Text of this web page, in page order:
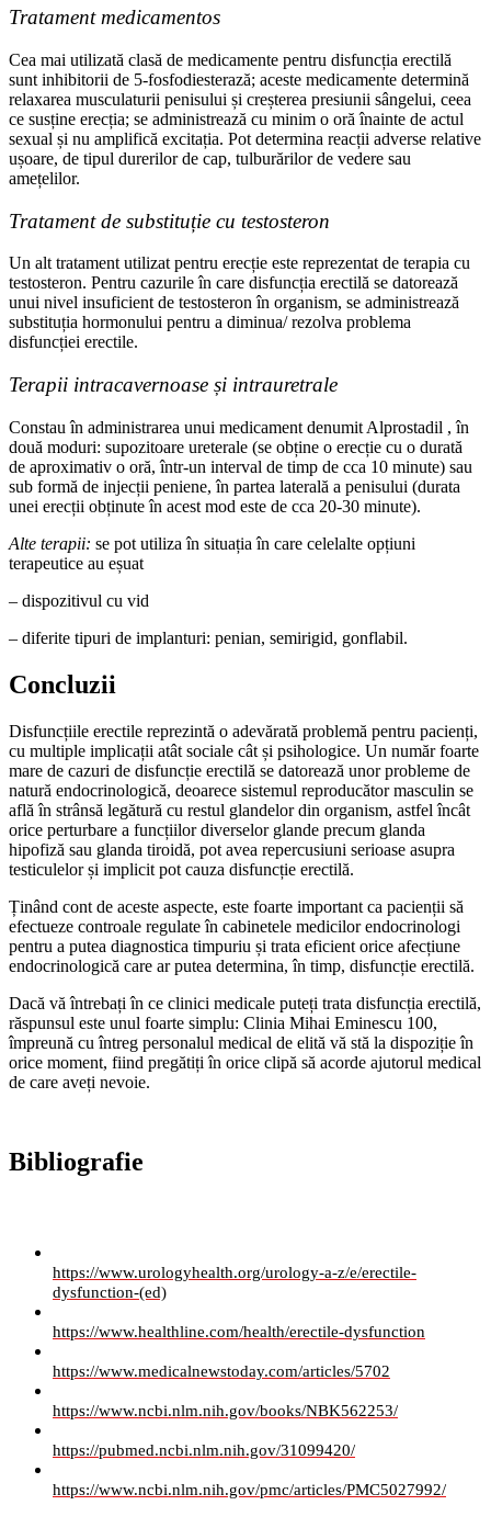
Tratament medicamentos
Cea mai utilizată clasă de medicamente pentru disfuncția erectilă
sunt inhibitorii de 5-fosfodiesterază; aceste medicamente determină
relaxarea musculaturii penisului și creșterea presiunii sângelui, ceea
ce susține erecția; se administrează cu minim o oră înainte de actul
sexual și nu amplifică excitația. Pot determina reacții adverse relative
ușoare, de tipul durerilor de cap, tulburărilor de vedere sau
amețelilor.
Tratament de substituție cu testosteron
Un alt tratament utilizat pentru erecție este reprezentat de terapia cu
testosteron. Pentru cazurile în care disfuncția erectilă se datorează
unui nivel insuficient de testosteron în organism, se administrează
substituția hormonului pentru a diminua/ rezolva problema
disfuncției erectile.
Terapii intracavernoase și intrauretrale
Constau în administrarea unui medicament denumit Alprostadil , în
două moduri: supozitoare ureterale (se obține o erecție cu o durată
de aproximativ o oră, într-un interval de timp de cca 10 minute) sau
sub formă de injecții peniene, în partea laterală a penisului (durata
unei erecții obținute în acest mod este de cca 20-30 minute).
Alte terapii: se pot utiliza în situația în care celelalte opțiuni
terapeutice au eșuat
– dispozitivul cu vid
– diferite tipuri de implanturi: penian, semirigid, gonflabil.
Concluzii
Disfuncțiile erectile reprezintă o adevărată problemă pentru pacienți,
cu multiple implicații atât sociale cât și psihologice. Un număr foarte
mare de cazuri de disfuncție erectilă se datorează unor probleme de
natură endocrinologică, deoarece sistemul reproducător masculin se
află în strânsă legătură cu restul glandelor din organism, astfel încât
orice perturbare a funcțiilor diverselor glande precum glanda
hipofiză sau glanda tiroidă, pot avea repercusiuni serioase asupra
testiculelor și implicit pot cauza disfuncție erectilă.
Ținând cont de aceste aspecte, este foarte important ca pacienții să
efectueze controale regulate în cabinetele medicilor endocrinologi
pentru a putea diagnostica timpuriu și trata eficient orice afecțiune
endocrinologică care ar putea determina, în timp, disfuncție erectilă.
Dacă vă întrebați în ce clinici medicale puteți trata disfuncția erectilă,
răspunsul este unul foarte simplu: Clinia Mihai Eminescu 100,
împreună cu întreg personalul medical de elită vă stă la dispoziție în
orice moment, fiind pregătiți în orice clipă să acorde ajutorul medical
de care aveți nevoie.
Bibliografie
https://www.urologyhealth.org/urology-a-z/e/erectile-
dysfunction-(ed)
https://www.healthline.com/health/erectile-dysfunction
https://www.medicalnewstoday.com/articles/5702
https://www.ncbi.nlm.nih.gov/books/NBK562253/
https://pubmed.ncbi.nlm.nih.gov/31099420/
https://www.ncbi.nlm.nih.gov/pmc/articles/PMC5027992/